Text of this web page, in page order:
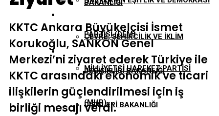
PARTISI (DEM)
MILLIYETÇI HAREKET PARTISI
(MHP)
BAKANLIĞI
ÇEVRE, ŞEHIRCILIK VE İKLIM
DEĞIŞIKLIĞI BAKANLIĞI
DIŞIŞLERI BAKANLIĞI
KKTC Ankara Büyükelçisi İsmet
Korukoğlu, SANKON Genel
Merkezi’ni ziyaret ederek Türkiye ile
KKTC arasındaki ekonomik ve ticari
ilişkilerin güçlendirilmesi için iş
birliği mesajı verdi.